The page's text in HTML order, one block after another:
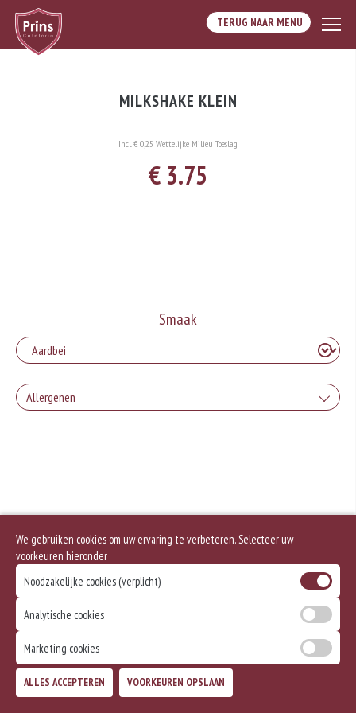
TERUG NAAR MENU
MILKSHAKE KLEIN
Incl. € 0,25 Wettelijke Milieu Toeslag
€ 3.75
Smaak
Allergenen
We gebruiken cookies om uw ervaring te verbeteren. Selecteer uw
voorkeuren hieronder
Noodzakelijke cookies (verplicht)
Analytische cookies
Marketing cookies
ALLES ACCEPTEREN VOORKEUREN OPSLAAN